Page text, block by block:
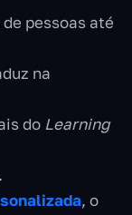
pessoas até
na
do Learning
, o